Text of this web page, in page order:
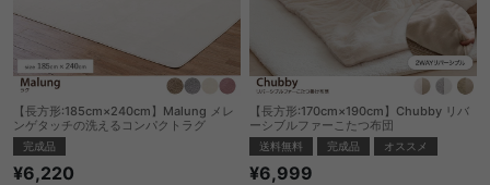
【長方形:185cm×240cm】Malung メレ
ンゲタッチの洗えるコンパクトラグ
完成品
¥6,220
【長方形:170cm×190cm】Chubby リバ
ーシブルファーこたつ布団
送料無料 完成品 オススメ
¥6,999